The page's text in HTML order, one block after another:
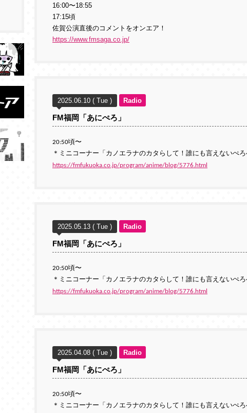
16:00〜18:55
17:15頃
佐賀公演直後のコメントをオンエア！
https://www.fmsaga.co.jp/
2025.06.10 ( Tue ) Radio
FM福岡「あにぺろ」
20:50頃〜
＊ミニコーナー「カノエラナのカタらして！誰にも言えないぺ
https://fmfukuoka.co.jp/program/anime/blog/5776.html
2025.05.13 ( Tue ) Radio
FM福岡「あにぺろ」
20:50頃〜
＊ミニコーナー「カノエラナのカタらして！誰にも言えないぺ
https://fmfukuoka.co.jp/program/anime/blog/5776.html
2025.04.08 ( Tue ) Radio
FM福岡「あにぺろ」
20:50頃〜
＊ミニコーナー「カノエラナのカタらして！誰にも言えないぺ